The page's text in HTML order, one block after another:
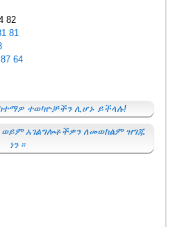
82
81
64
ተወካዮቻችን ሊሆኑ ይችላሉ!
አገልግሎቶችዎን ለመወከልም ዝግጁ
ነን ፡፡